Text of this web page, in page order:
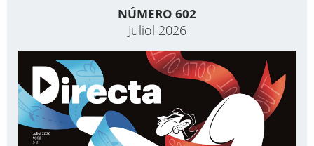
NÚMERO 602
Juliol 2026